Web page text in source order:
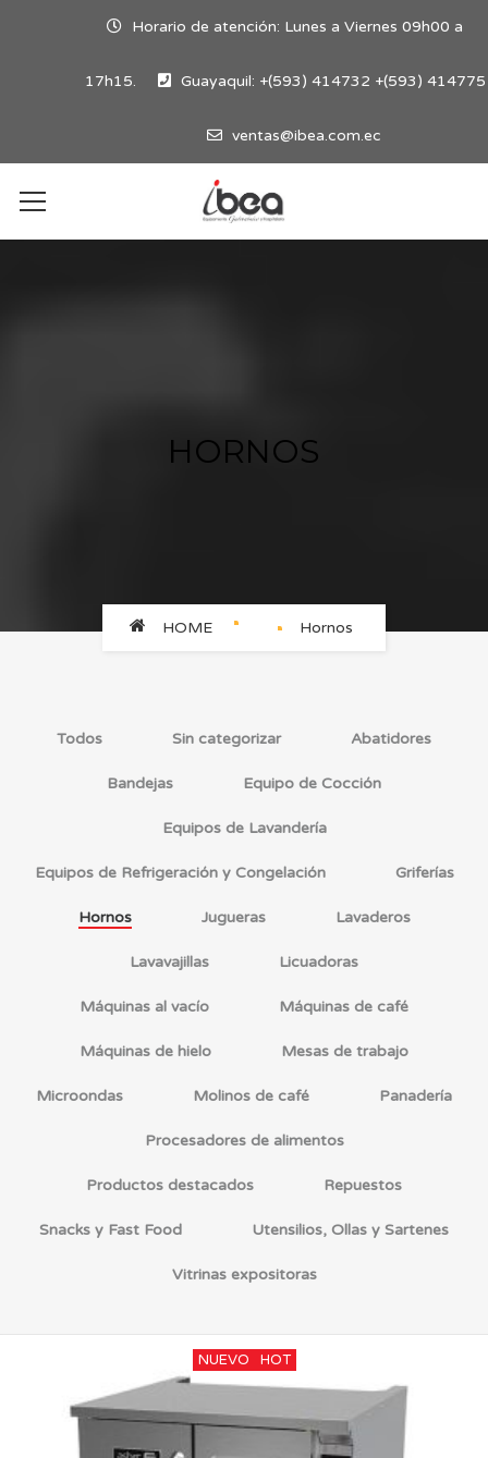
Horario de atención: Lunes a Viernes 09h00 a
17h15. Guayaquil: +(593) 414732 +(593) 414775
ventas@ibea.com.ec
HORNOS
HOME Hornos
Todos Sin categorizar Abatidores
Bandejas Equipo de Cocción
Equipos de Lavandería
Equipos de Refrigeración y Congelación Griferías
Hornos Jugueras Lavaderos
Lavavajillas Licuadoras
Máquinas al vacío Máquinas de café
Máquinas de hielo Mesas de trabajo
Microondas Molinos de café Panadería
Procesadores de alimentos
Productos destacados Repuestos
Snacks y Fast Food Utensilios, Ollas y Sartenes
Vitrinas expositoras
NUEVO HOT